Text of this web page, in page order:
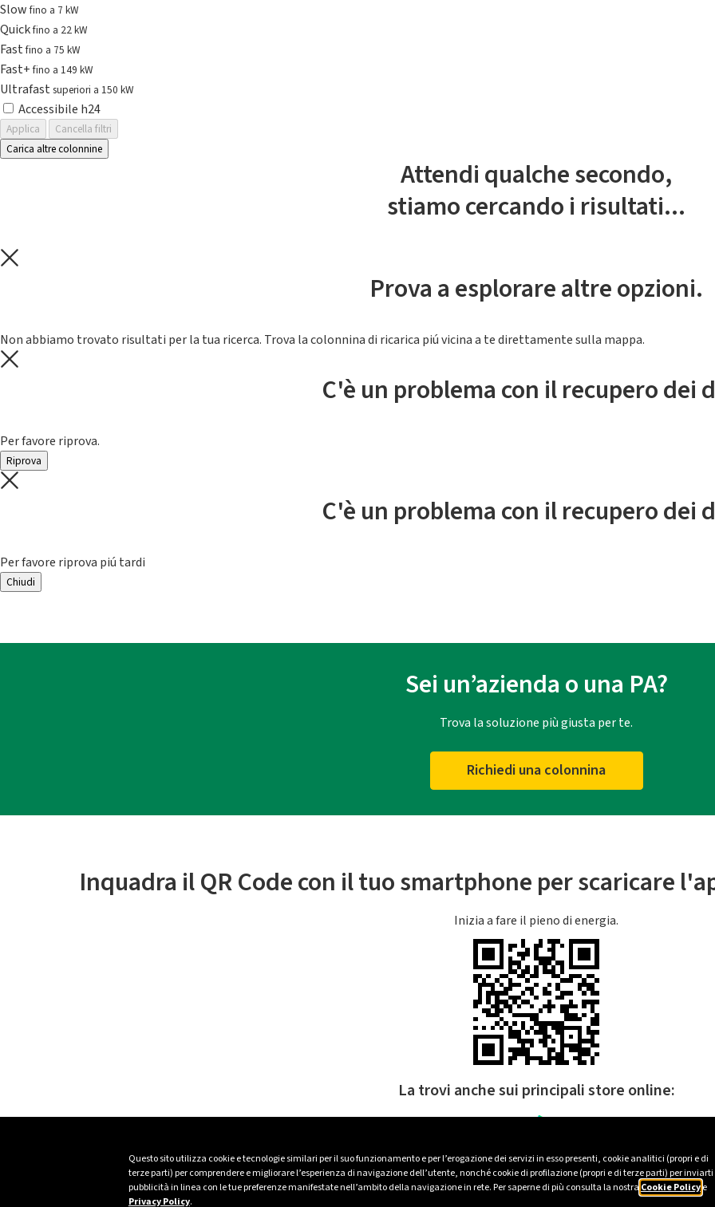
Questo sito utilizza cookie e tecnologie similari per il suo funzionamento e per l’erogazione dei servizi in esso presenti, cookie analitici (propri e di
terze parti) per comprendere e migliorare l’esperienza di navigazione dell’utente, nonché cookie di profilazione (propri e di terze parti) per inviarti
pubblicità in linea con le tue preferenze manifestate nell’ambito della navigazione in rete. Per saperne di più consulta la nostra Cookie Policye
Privacy Policy.
Slowfino a 7 kW
Quickfino a 22 kW
Fastfino a 75 kW
Fast+fino a 149 kW
Ultrafast superiori a 150 kW
Accessibile h24
Applica
Cancella filtri
Carica altre colonnine
Attendi qualche secondo,
stiamo cercando i risultati...
Prova a esplorare altre opzioni.
Non abbiamo trovato risultati per la tua ricerca. Trova la colonnina di ricarica piú vicina a te direttamente sulla mappa.
C'è un problema con il recupero dei
Per favore riprova.
Riprova
C'è un problema con il recupero dei
Per favore riprova piú tardi
Chiudi
Sei un’azienda o una PA?
Trova la soluzione più giusta per te.
Richiedi una colonnina
Inquadra il QR Code con il tuo smartphone per scaricare
Inizia a fare il pieno di energia.
La trovi anche sui principali store online: